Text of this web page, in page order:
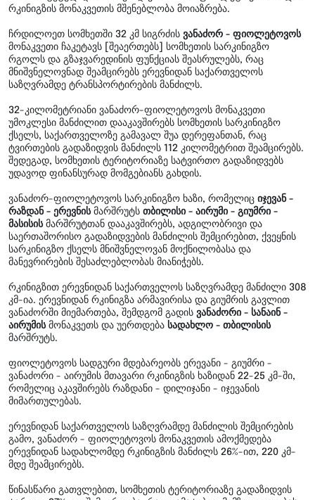
რკინიგზის მონაკვეთის მშენებლობა მოიაზრება.
ჩრდილოეთ სომხეთში 32 კმ სიგრძის ვანაძორ - ფიოლეტოვოს
მონაკვეთი ჩაკეტავს [შეაერთებს] სომხეთის სარკინიგზო
რგოლს და გზაჯვარედინის ფუნქციას შეასრულებს, რაც
მნიშვნელოვნად შეამცირებს ერევნიდან საქართველოს
საზღვრამდე ტრანსპორტირების მანძილს.
32-კილომეტრიანი ვანაძორ-ფიოლეტოვოს მონაკვეთი
უმოკლესი მანძილით დააკავშირებს სომხეთის სარკინიგზო
ქსელს, საქართველოზე გამავალ შუა დერეფანთან, რაც
ტვირთების გადაზიდვის მანძილს 112 კილომეტრით შეამცირებს.
შედეგად, სომხეთის ტერიტორიაზე სატვირთო გადაზიდვებს
უდავოდ ფინანსურად მომგებიანს გახდის.
ვანაძორ-ფიოლეტოვოს სარკინიგზო ხაზი, რომელიც იჯევან -
რაზდან - ერევნისმარშრუტს თბილისი - აირუმი - გიუმრი -
მასისისმარშრუტთან დააკავშირებს, ადგილობრივი და
საერთაშორისო გადაზიდვების მანძილის შემცირებით, ქვეყნის
სარკინიგზო ქსელს მნიშვნელოვან მოქნილობასა და
მანევრირების შესაძლებლობას მიანიჭებს.
რკინიგზით ერევნიდან საქართველოს საზღვრამდე მანძილი 308
კმ-ია. ერევნიდან რკინიგზა არმავირისა და გიუმრის გავლით
ვანაძორში მიემართება, შემდგომ გადის ვანაძორი - სანაინ -
აირუმისმონაკვეთს და უერთდება სადახლო - თბილისის
მარშრუტს.
ფიოლეტოვოს სადგური მდებარეობს ერევანი - გიუმრი -
ვანაძორი - აირუმის მთავარი რკინიგზის ხაზიდან 22-25 კმ-ში,
რომელიც აკავშირებს რაზდანი - დილიჯანი - იჯევანის
მიმართულებას.
ერევნიდან საქართველოს საზღვრამდე მანძილის შემცირების
გამო, ვანაძორ - ფიოლეტოვოს მონაკვეთის ამოქმედება
ერევნიდან სადახლომდე რკინიგზის მანძილს 26%-ით, 220 კმ-
მდე შეამცირებს.
წინასწარი გათვლებით, სომხეთის ტერიტორიაზე გადაზიდვის